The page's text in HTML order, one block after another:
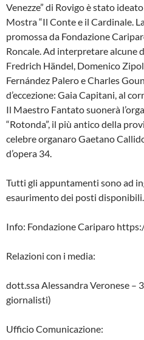
Venezze” di Rovigo è stato
Mostra “Il Conte e il Cardinale.
promossa da Fondazione
Roncale. Ad interpretare alcune
Fredrich Händel, Domenico
Fernández Palero e Charles
d’eccezione: Gaia Capitani, al
Il Maestro Fantato suonerà
“Rotonda”, il più antico della
celebre organaro Gaetano
d’opera 34.
Tutti gli appuntamenti sono ad
esaurimento dei posti disponibili.
Info: Fondazione Cariparo
Relazioni con i media:
dott.ssa Alessandra Veronese –
giornalisti)
Ufficio Comunicazione: